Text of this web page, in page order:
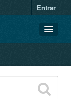
Entrar